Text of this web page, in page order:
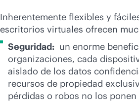
Inherentemente flexibles y
escritorios virtuales ofrecen
Seguridad: un enorme
organizaciones, cada
aislado de los datos
recursos de propiedad
pérdidas o robos no los ponen